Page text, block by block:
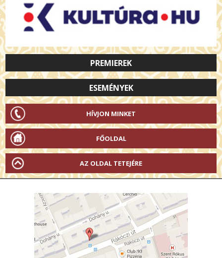
PREMIEREK
ESEMÉNYEK
HÍVJON MINKET
FŐOLDAL
AZ OLDAL TETEJÉRE